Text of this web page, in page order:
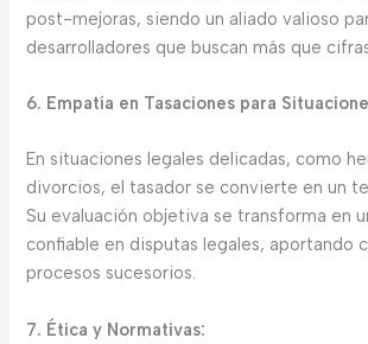
post-mejoras, siendo un aliado valioso
desarrolladores que buscan más que
6. Empatía en Tasaciones para
En situaciones legales delicadas, como
divorcios, el tasador se convierte en un
Su evaluación objetiva se transforma en
confiable en disputas legales, aportando
procesos sucesorios.
7. Ética y Normativas: